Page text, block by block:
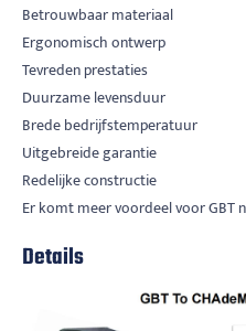
Betrouwbaar materiaal
Ergonomisch ontwerp
Tevreden prestaties
Duurzame levensduur
Brede bedrijfstemperatuur
Uitgebreide garantie
Redelijke constructie
Er komt meer voordeel voor GBT
Details